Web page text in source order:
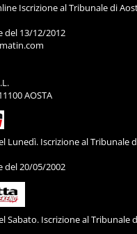
Iscrizione al Tribunale di
del 13/12/2012
AOSTA
Lunedì. Iscrizione al Tribunale
del 20/05/2002
Sabato. Iscrizione al Tribunale